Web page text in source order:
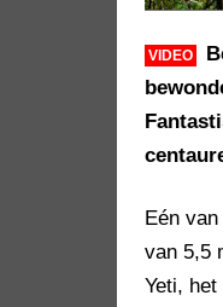
VIDEO
Eén
van 5,5
Yeti,